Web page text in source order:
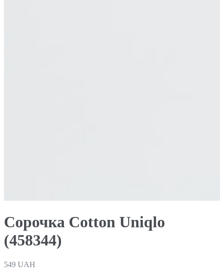
Сорочка Cotton Uniqlo
(458344)
549 UAH